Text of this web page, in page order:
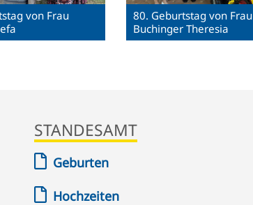
von Frau
80. Geburtstag von Frau
Buchinger Theresia
STANDESAMT
Geburten
Hochzeiten